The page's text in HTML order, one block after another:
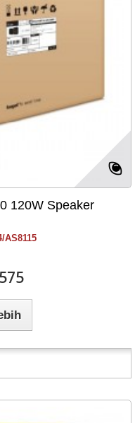
120W Speaker
AS8115